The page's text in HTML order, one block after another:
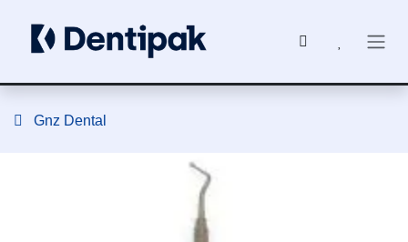
Gnz Dental